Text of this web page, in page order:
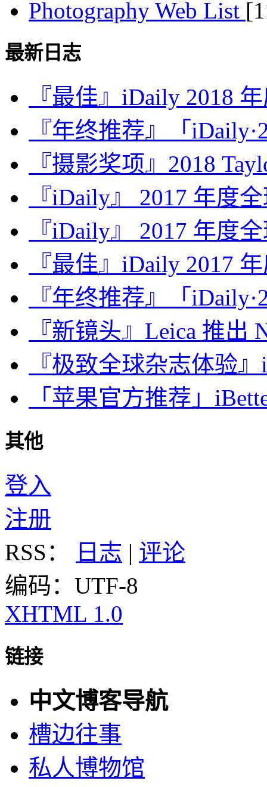
Photography Web List
最新日志
『最佳』iDaily 2018
『年终推荐』「
『摄影奖项』2018
『iDaily』 2017 年度
『iDaily』 2017 年度
『最佳』iDaily 2017
『年终推荐』「
『新镜头』Leica 推出
『极致全球杂志体验
「苹果官方推荐」
其他
登入
注册
RSS：
日志 | 评论
编码：UTF-8
XHTML 1.0
链接
中文博客导航
槽边往事
私人博物馆